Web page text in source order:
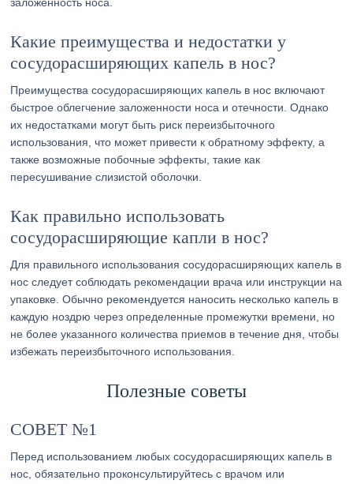
Какие преимущества и недостатки у
сосудорасширяющих капель в нос?
Преимущества сосудорасширяющих капель в нос включают
быстрое облегчение заложенности носа и отечности. Однако
их недостатками могут быть риск переизбыточного
использования, что может привести к обратному эффекту, а
также возможные побочные эффекты, такие как
пересушивание слизистой оболочки.
Как правильно использовать
сосудорасширяющие капли в нос?
Для правильного использования сосудорасширяющих капель в
нос следует соблюдать рекомендации врача или инструкции на
упаковке. Обычно рекомендуется наносить несколько капель в
каждую ноздрю через определенные промежутки времени, но
не более указанного количества приемов в течение дня, чтобы
избежать переизбыточного использования.
Полезные советы
СОВЕТ №1
Перед использованием любых сосудорасширяющих капель в
нос, обязательно проконсультируйтесь с врачом или